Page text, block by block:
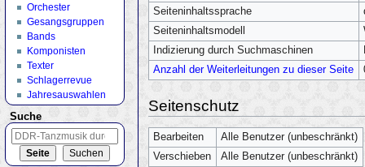
Seiteninhaltssprache
Seiteninhaltsmodell
Indizierung durch Suchmaschinen
Anzahl der Weiterleitungen zu dieser Seite
Seitenschutz
Bearbeiten
Alle Benutzer (unbeschränkt)
Verschieben
Alle Benutzer (unbeschränkt)
Orchester
Gesangsgruppen
Bands
Komponisten
Texter
Schlagerrevue
Jahresauswahlen
Suche